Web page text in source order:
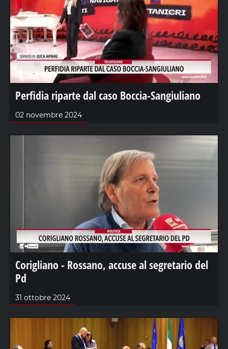
Perfidia riparte dal caso Boccia-Sangiuliano
02 novembre 2024
Corigliano - Rossano, accuse al segretario del
Pd
31 ottobre 2024